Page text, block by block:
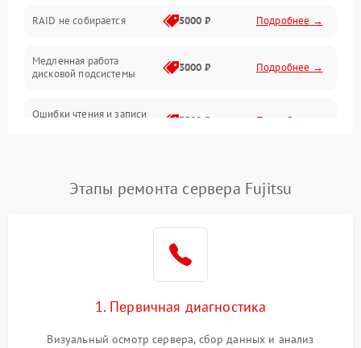
Контроллеры и интерфейсы
Виртуализация и сервисы
Программные сбои
RAID не собирается 5000 ₽ Подробнее →
Медленная работа
дисковой подсистемы
3000 ₽ Подробнее →
Ошибки чтения и записи
3500 ₽ Подробнее →
Этапы ремонта сервера Fujitsu
1. Первичная диагностика
Визуальный осмотр сервера, сбор данных и анализ